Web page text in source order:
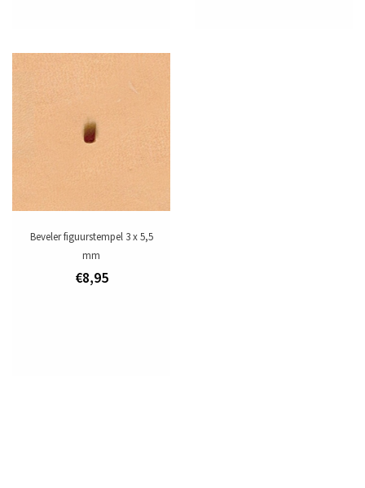
Beveler figuurstempel 3 x 5,5
mm
€8,95